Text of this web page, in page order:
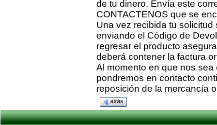
de tu dinero. Envía este
CONTACTENOS que se
Una vez recibida tu
enviando el Código de
regresar el producto
deberá contener la factura
Al momento en que nos
pondremos en contacto
reposición de la mercancía